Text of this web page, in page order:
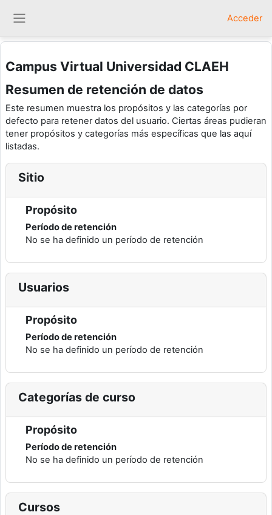
Acceder
Campus Virtual Universidad CLAEH
Resumen de retención de datos
Este resumen muestra los propósitos y las categorías por
defecto para retener datos del usuario. Ciertas áreas pudieran
tener propósitos y categorías más específicas que las aquí
listadas.
Sitio
Propósito
Período de retención
No se ha definido un período de retención
Usuarios
Propósito
Período de retención
No se ha definido un período de retención
Categorías de curso
Propósito
Período de retención
No se ha definido un período de retención
Cursos